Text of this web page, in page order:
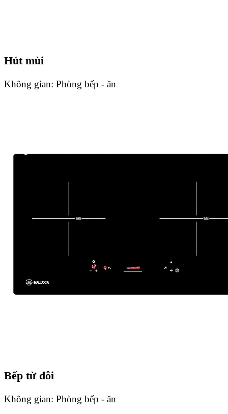
Hút mùi
Không gian: Phòng bếp - ăn
Bếp từ đôi
Không gian: Phòng bếp - ăn